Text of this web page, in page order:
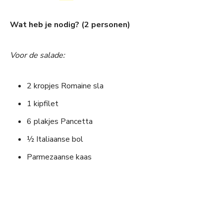
Wat heb je nodig? (2 personen)
Voor de salade:
2 kropjes Romaine sla
1 kipfilet
6 plakjes Pancetta
½ Italiaanse bol
Parmezaanse kaas